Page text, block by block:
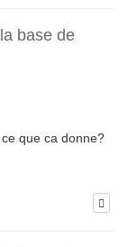
base de
que ca donne?